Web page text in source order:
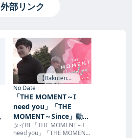
外部リンク
【Rakuten
TV】 →
No Date
「THE MOMENT～I
need you」「THE
MOMENT～Since」動
画・キャスト | 楽天TV
タイBL「THE MOMENT～I
need you」「THE MOMENT